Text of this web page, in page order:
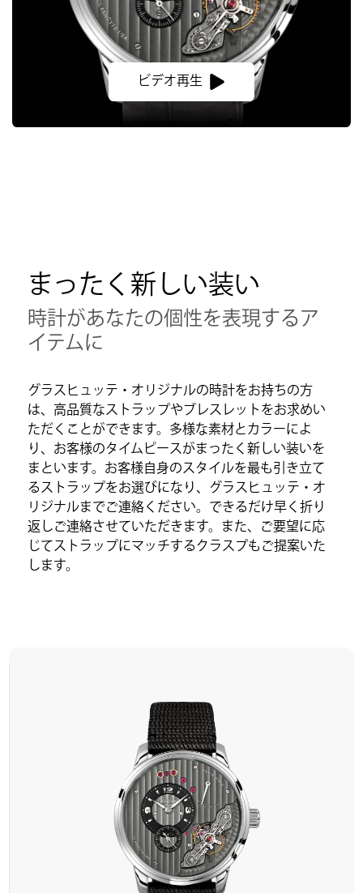
ビデオ再生
まったく新しい装い
時計があなたの個性を表現するア
イテムに
グラスヒュッテ・オリジナルの時計をお持ちの方
は、高品質なストラップやブレスレットをお求めい
ただくことができます。多様な素材とカラーによ
り、お客様のタイムピースがまったく新しい装いを
まといます。お客様自身のスタイルを最も引き立て
るストラップをお選びになり、グラスヒュッテ・オ
リジナルまでご連絡ください。できるだけ早く折り
返しご連絡させていただきます。また、ご要望に応
じてストラップにマッチするクラスプもご提案いた
します。